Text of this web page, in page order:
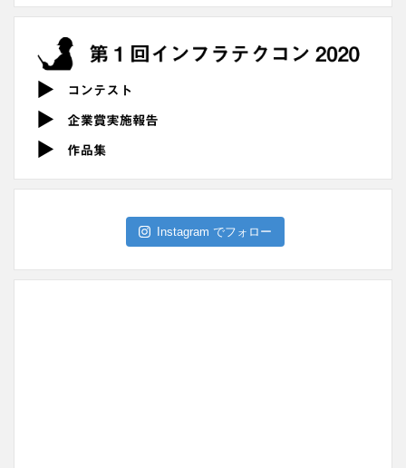
Instagram でフォロー